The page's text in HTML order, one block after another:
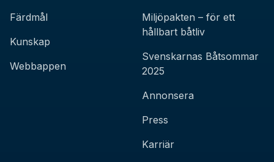
Färdmål
Kunskap
Webbappen
Miljöpakten – för ett
hållbart båtliv
Svenskarnas Båtsommar
2025
Annonsera
Press
Karriär